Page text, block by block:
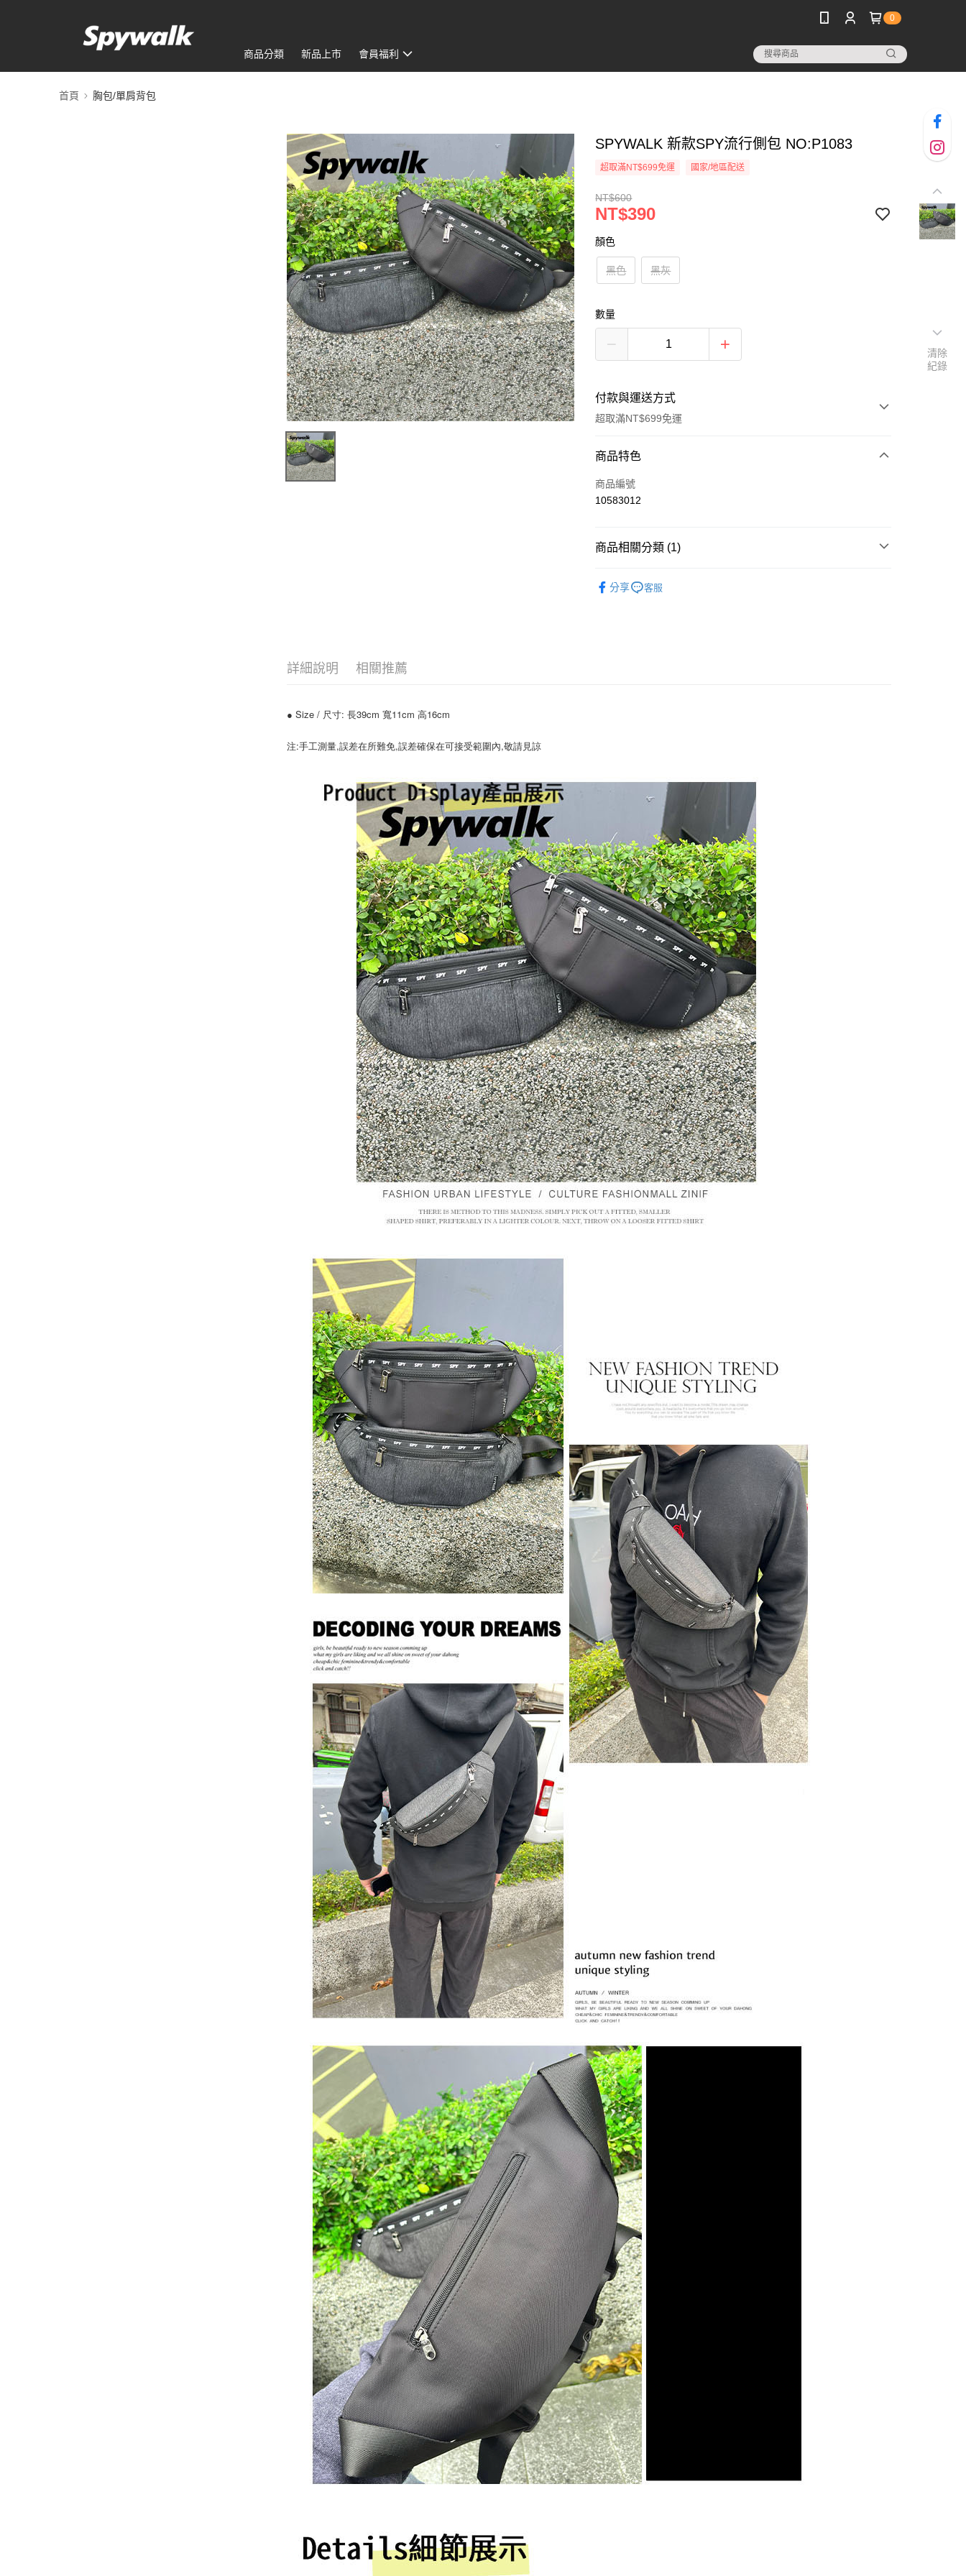
0
商品分類 新品上市 會員福利
首頁 胸包/單肩背包
SPYWALK 新款SPY流行側包 NO:P1083
超取滿NT$699免運 國家/地區配送
NT$600
NT$390
顏色
黑色 黑灰
數量
付款與運送方式
超取滿NT$699免運
付款方式
信用卡一次付款
運送方式
商品特色
商品編號
10583012
商品相關分類 (1)
分享
客服
詳細說明 相關推薦
● Size / 尺寸: 長39cm 寬11cm 高16cm
注:手工測量,誤差在所難免,誤差確保在可接受範圍內,敬請見諒
清除
紀錄